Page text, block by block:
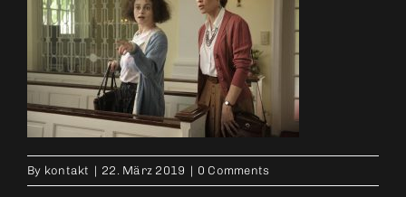
By kontakt | 22. März 2019 | 0 Comments